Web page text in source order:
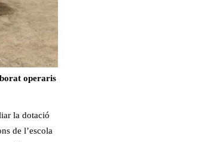
operaris
la dotació
de l’escola